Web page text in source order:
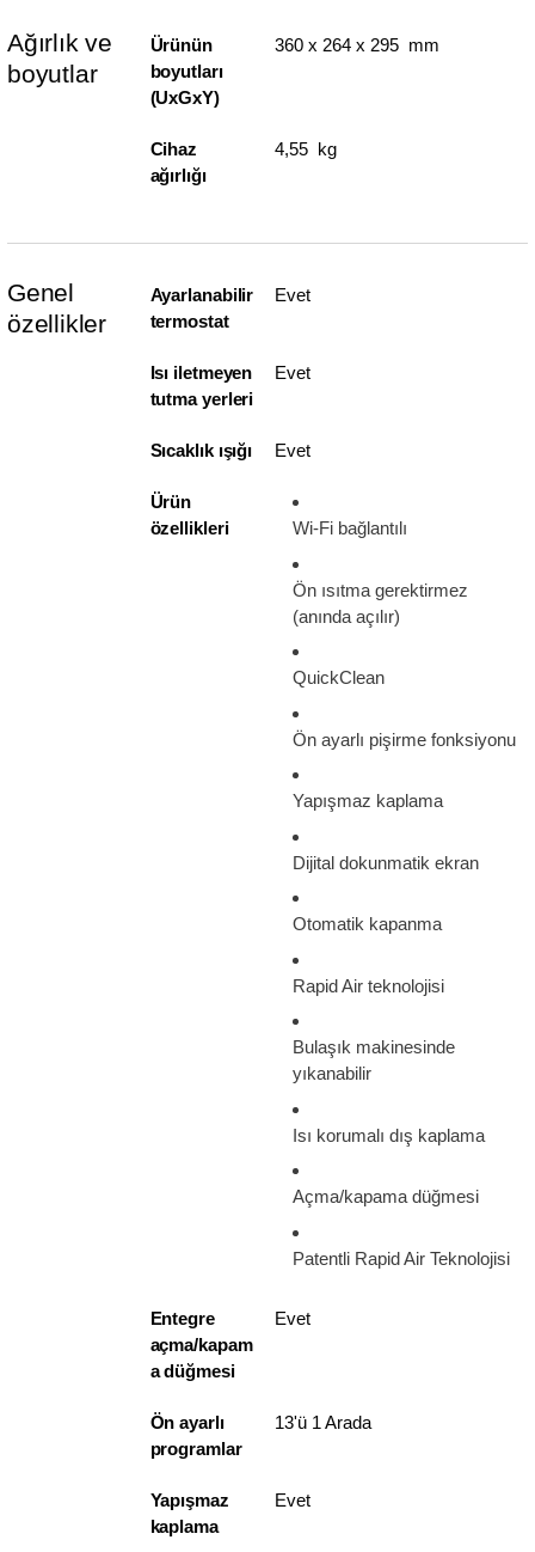
Ağırlık ve
boyutlar
Ürünün
boyutları
(UxGxY)
360 x 264 x 295 mm
Cihaz
ağırlığı
4,55 kg
Genel
özellikler
Ayarlanabilir
termostat
Evet
Isı iletmeyen
tutma yerleri
Evet
Sıcaklık ışığı Evet
Ürün
özellikleri
Wi-Fi bağlantılı
Ön ısıtma gerektirmez
(anında açılır)
QuickClean
Ön ayarlı pişirme fonksiyonu
Yapışmaz kaplama
Dijital dokunmatik ekran
Otomatik kapanma
Rapid Air teknolojisi
Bulaşık makinesinde
yıkanabilir
Isı korumalı dış kaplama
Açma/kapama düğmesi
Patentli Rapid Air Teknolojisi
Entegre
açma/kapam
a düğmesi
Evet
Ön ayarlı
programlar
13'ü 1 Arada
Yapışmaz
kaplama
Evet